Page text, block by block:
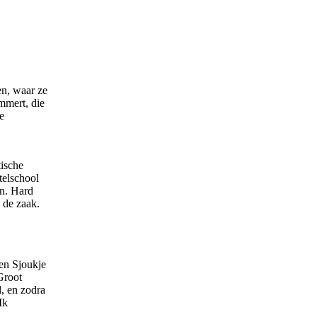
waar ze
die
Hard
zaak.
Sjoukje
en zodra